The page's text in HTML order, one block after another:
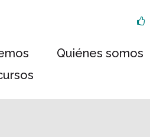
Quiénes somos